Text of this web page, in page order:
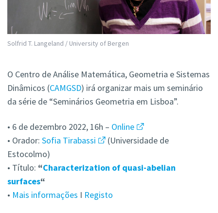
Solfrid T. Langeland / University of Bergen
O Centro de Análise Matemática, Geometria e Sistemas
Dinâmicos (CAMGSD) irá organizar mais um seminário
da série de “Seminários Geometria em Lisboa”.
• 6 de dezembro 2022, 16h – Online
• Orador: Sofia Tirabassi
(Universidade de
Estocolmo)
• Título: “Characterization of quasi-abelian
surfaces“
• Mais informações I Registo